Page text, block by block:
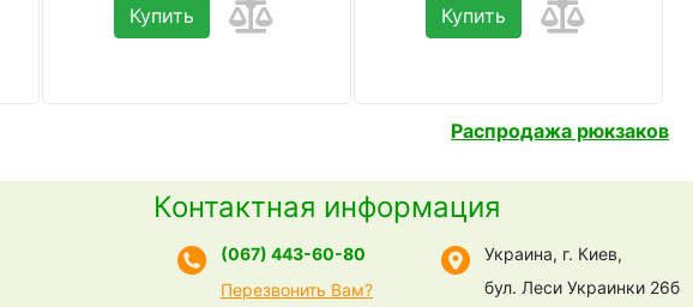
Купить Купить
Распродажа рюкзаков
Контактная информация
(067) 443-60-80
Перезвонить Вам?
Украина, г. Киев,
бул. Леси Украинки 26б